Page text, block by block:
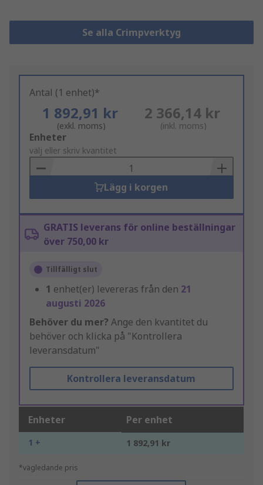
Se alla Crimpverktyg
Antal (1 enhet)*
1 892,91 kr
(exkl. moms)
2 366,14 kr
(inkl. moms)
Add
to
Basket
Enheter
välj eller skriv kvantitet
Lägg i korgen
GRATIS leverans för online beställningar
över 750,00 kr
Tillfälligt slut
1 enhet(er) levereras från den 21
augusti 2026
Behöver du mer? Ange den kvantitet du
behöver och klicka på "Kontrollera
leveransdatum"
Kontrollera leveransdatum
Enheter Per enhet
1 + 1 892,91 kr
*vägledande pris